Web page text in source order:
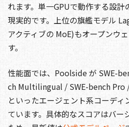
れます。単一GPUで動作する設計
現実的です。上位の旗艦モデル
アクティブの MoE)もオープンウ
す。
性能面では、Poolside が SWE-
ch Multilingual / SWE-bench Pro
といったエージェント系コーデ
ています。具体的なスコアはバー